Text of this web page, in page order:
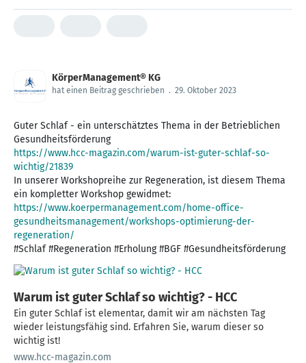
KörperManagement® KG
hat einen Beitrag geschrieben . 29. Oktober 2023
Guter Schlaf - ein unterschätztes Thema in der Betrieblichen
https://www.hcc-magazin.com/warum-ist-guter-schlaf-so-
wichtig/21839
In unserer Workshopreihe zur Regeneration, ist diesem Thema
https://www.koerpermanagement.com/home-office-
gesundheitsmanagement/workshops-optimierung-der-
regeneration/
#Schlaf #Regeneration #Erholung #BGF #Gesundheitsförderung
Warum ist guter Schlaf so wichtig? - HCC
Ein guter Schlaf ist elementar, damit wir am nächsten Tag
wieder leistungsfähig sind. Erfahren Sie, warum dieser so
wichtig ist!
www.hcc-magazin.com